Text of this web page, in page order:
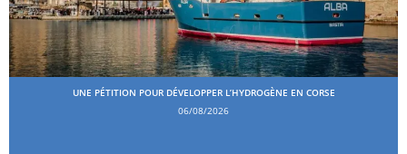
UNE PÉTITION POUR DÉVELOPPER L’HYDROGÈNE EN CORSE
06/08/2026